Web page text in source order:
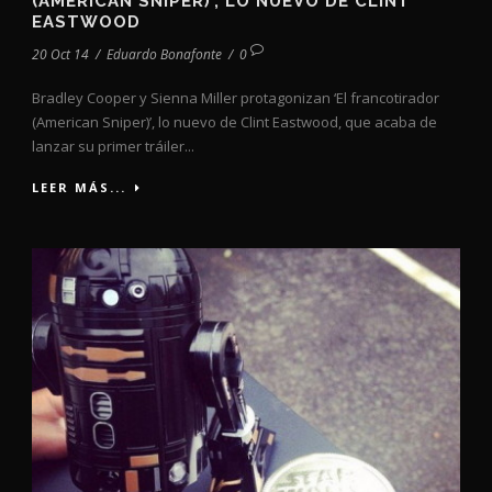
EASTWOOD
20 Oct 14 / Eduardo Bonafonte / 0
Bradley Cooper y Sienna Miller protagonizan ‘El francotirador
(American Sniper)’, lo nuevo de Clint Eastwood, que acaba de
lanzar su primer tráiler...
LEER MÁS...